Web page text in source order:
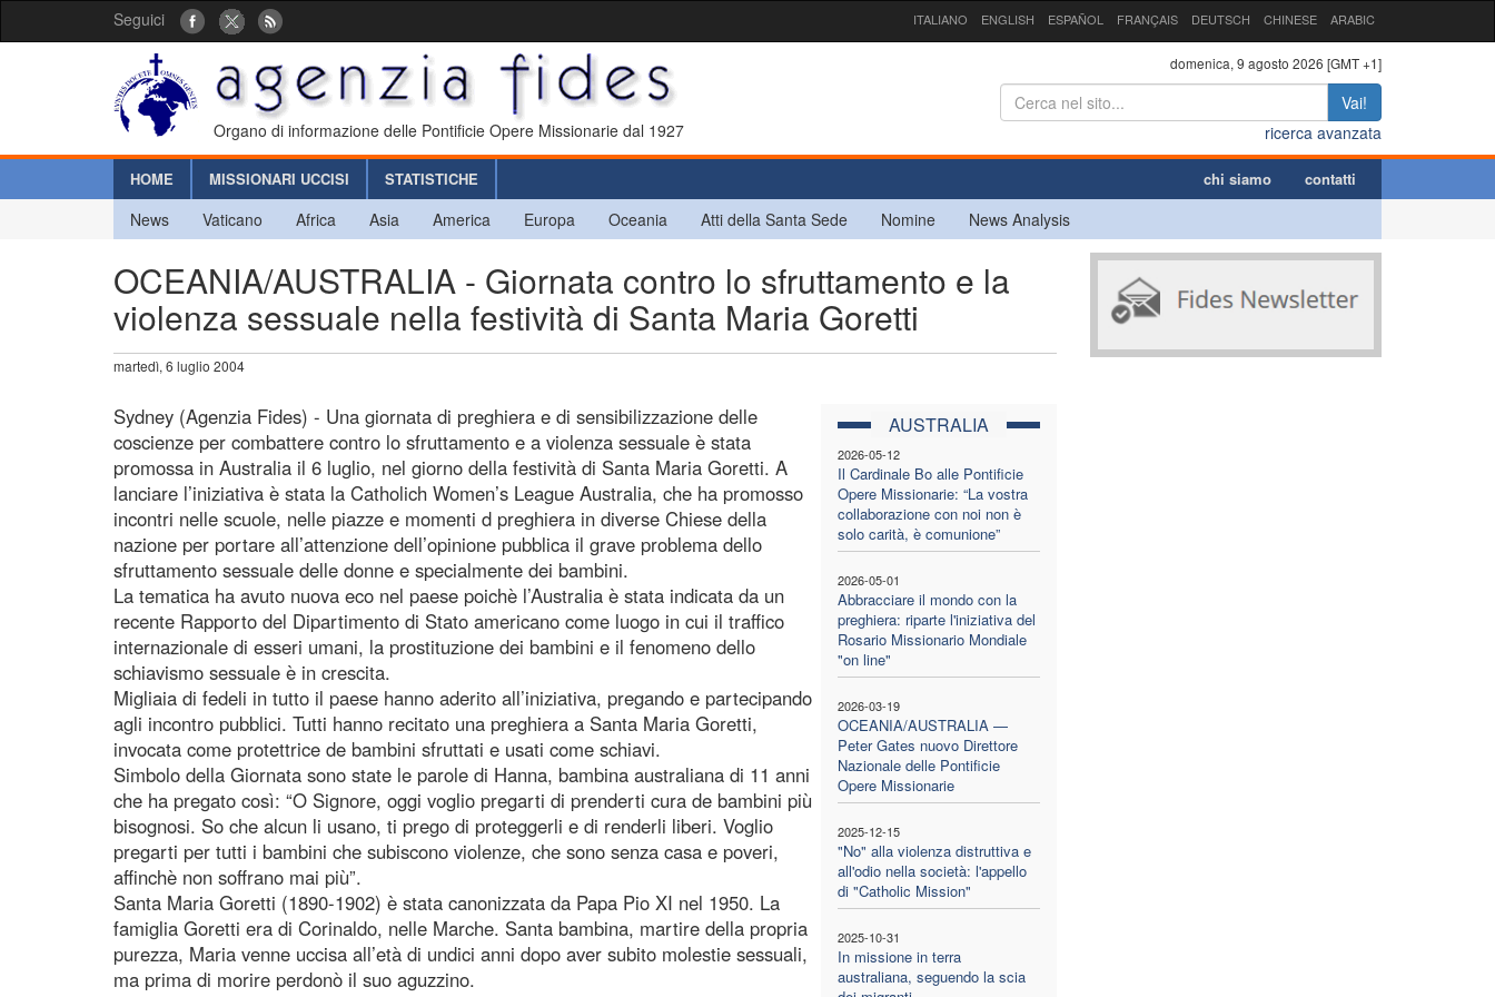
Seguici ITALIANO ENGLISH ESPAÑOL FRANÇAIS DEUTSCH CHINESE ARABIC
Organo di informazione delle Pontificie Opere Missionarie dal 1927
domenica, 9 agosto 2026 [GMT +1]
Vai!
ricerca avanzata
HOME MISSIONARI UCCISI STATISTICHE chi siamo contatti
News Vaticano Africa Asia America Europa Oceania Atti della Santa Sede Nomine News Analysis
OCEANIA/AUSTRALIA - Giornata contro lo sfruttamento e la
violenza sessuale nella festività di Santa Maria Goretti
martedì, 6 luglio 2004
AUSTRALIA
2026-05-12
Il Cardinale Bo alle Pontificie
Opere Missionarie: “La vostra
collaborazione con noi non è
solo carità, è comunione”
2026-05-01
Abbracciare il mondo con la
preghiera: riparte l'iniziativa del
Rosario Missionario Mondiale
"on line"
2026-03-19
OCEANIA/AUSTRALIA —
Peter Gates nuovo Direttore
Nazionale delle Pontificie
Opere Missionarie
2025-12-15
"No" alla violenza distruttiva e
all'odio nella società: l'appello
di "Catholic Mission"
2025-10-31
In missione in terra
australiana, seguendo la scia
Sydney (Agenzia Fides) - Una giornata di preghiera e di sensibilizzazione delle
coscienze per combattere contro lo sfruttamento e a violenza sessuale è stata
promossa in Australia il 6 luglio, nel giorno della festività di Santa Maria Goretti. A
lanciare l’iniziativa è stata la Catholich Women’s League Australia, che ha promosso
incontri nelle scuole, nelle piazze e momenti d preghiera in diverse Chiese della
nazione per portare all’attenzione dell’opinione pubblica il grave problema dello
sfruttamento sessuale delle donne e specialmente dei bambini.
La tematica ha avuto nuova eco nel paese poichè l’Australia è stata indicata da un
recente Rapporto del Dipartimento di Stato americano come luogo in cui il traffico
internazionale di esseri umani, la prostituzione dei bambini e il fenomeno dello
schiavismo sessuale è in crescita.
Migliaia di fedeli in tutto il paese hanno aderito all’iniziativa, pregando e partecipando
agli incontro pubblici. Tutti hanno recitato una preghiera a Santa Maria Goretti,
invocata come protettrice de bambini sfruttati e usati come schiavi.
Simbolo della Giornata sono state le parole di Hanna, bambina australiana di 11 anni
che ha pregato così: “O Signore, oggi voglio pregarti di prenderti cura de bambini più
bisognosi. So che alcun li usano, ti prego di proteggerli e di renderli liberi. Voglio
pregarti per tutti i bambini che subiscono violenze, che sono senza casa e poveri,
affinchè non soffrano mai più”.
Santa Maria Goretti (1890-1902) è stata canonizzata da Papa Pio XI nel 1950. La
famiglia Goretti era di Corinaldo, nelle Marche. Santa bambina, martire della propria
purezza, Maria venne uccisa all’età di undici anni dopo aver subito molestie sessuali,
ma prima di morire perdonò il suo aguzzino.